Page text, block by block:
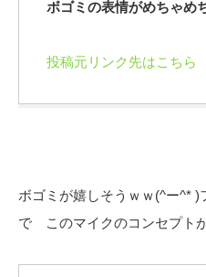
ボゴミの表情がめちゃめ
投稿元リンク先はこちら
ボゴミが嬉しそうｗｗ(^ー^* )
で このマイクのコンセプト